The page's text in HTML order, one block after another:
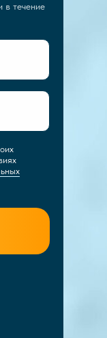
в течение